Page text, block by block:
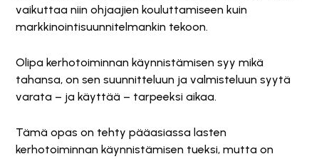
vaikuttaa niin ohjaajien kouluttamiseen kuin
markkinointisuunnitelmankin tekoon.
Olipa kerhotoiminnan käynnistämisen syy mikä
tahansa, on sen suunnitteluun ja valmisteluun syytä
varata – ja käyttää – tarpeeksi aikaa.
Tämä opas on tehty pääasiassa lasten
kerhotoiminnan käynnistämisen tueksi, mutta on